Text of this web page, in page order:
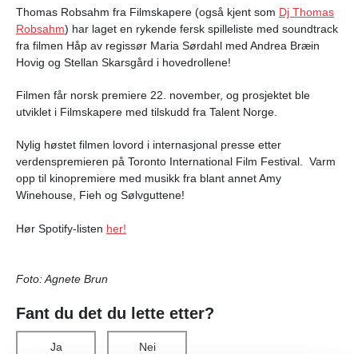
Thomas Robsahm fra Filmskapere (også kjent som Dj Thomas
Robsahm) har laget en rykende fersk spilleliste med soundtrack
fra filmen Håp av regissør Maria Sørdahl med Andrea Bræin
Hovig og Stellan Skarsgård i hovedrollene!
Filmen får norsk premiere 22. november, og prosjektet ble
utviklet i Filmskapere med tilskudd fra Talent Norge.
Nylig høstet filmen lovord i internasjonal presse etter
verdenspremieren på Toronto International Film Festival.
Varm
opp til kinopremiere med musikk fra blant annet Amy
Winehouse, Fieh og Sølvguttene!
Hør Spotify-listen her!
Foto: Agnete Brun
Fant du det du lette etter?
Ja Nei